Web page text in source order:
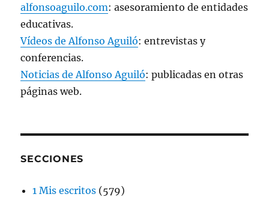
alfonsoaguilo.com: asesoramiento de entidades
educativas.
Vídeos de Alfonso Aguiló: entrevistas y
conferencias.
Noticias de Alfonso Aguiló: publicadas en otras
páginas web.
SECCIONES
1 Mis escritos (579)